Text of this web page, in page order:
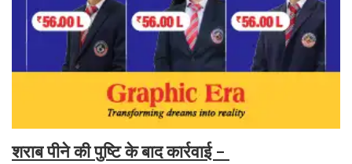
शराब पीने की पुष्टि के बाद कार्रवाई -